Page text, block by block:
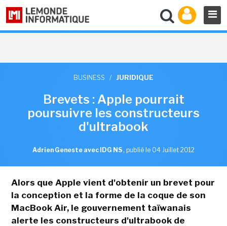
BUSINESS / JURIDIQUE
Brevets : Apple pourrait
poursuivre les constructeurs
d'ultrabook
Adrien Geneste avec IDG NS , publié le 04 Juillet 2012
Alors que Apple vient d'obtenir un brevet pour
la conception et la forme de la coque de son
MacBook Air, le gouvernement taïwanais
alerte les constructeurs d'ultrabook de